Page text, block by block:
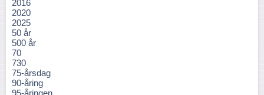
2016
2020
2025
50 år
500 år
70
730
75-årsdag
90-åring
95-åringen